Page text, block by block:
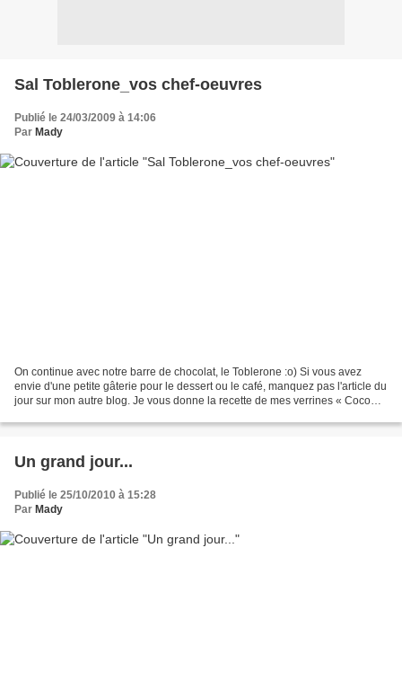
Sal Toblerone_vos chef-oeuvres
Publié le 24/03/2009 à 14:06
Par Mady
On continue avec notre barre de chocolat, le Toblerone :o) Si vous avez
envie d'une petite gâterie pour le dessert ou le café, manquez pas l'article du
jour sur mon autre blog. Je vous donne la recette de mes verrines « Coco
Un grand jour...
Publié le 25/10/2010 à 15:28
Par Mady